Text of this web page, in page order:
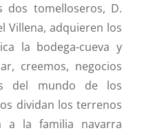
dos tomelloseros, D.
Villena, adquieren los
la bodega-cueva y
creemos, negocios
del mundo de los
dividan los terrenos
a la familia navarra